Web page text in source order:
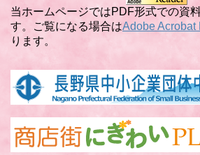
ー
当ホームページではPDF形式での資
す。ご覧になる場合はAdobe Acrobat
ります。